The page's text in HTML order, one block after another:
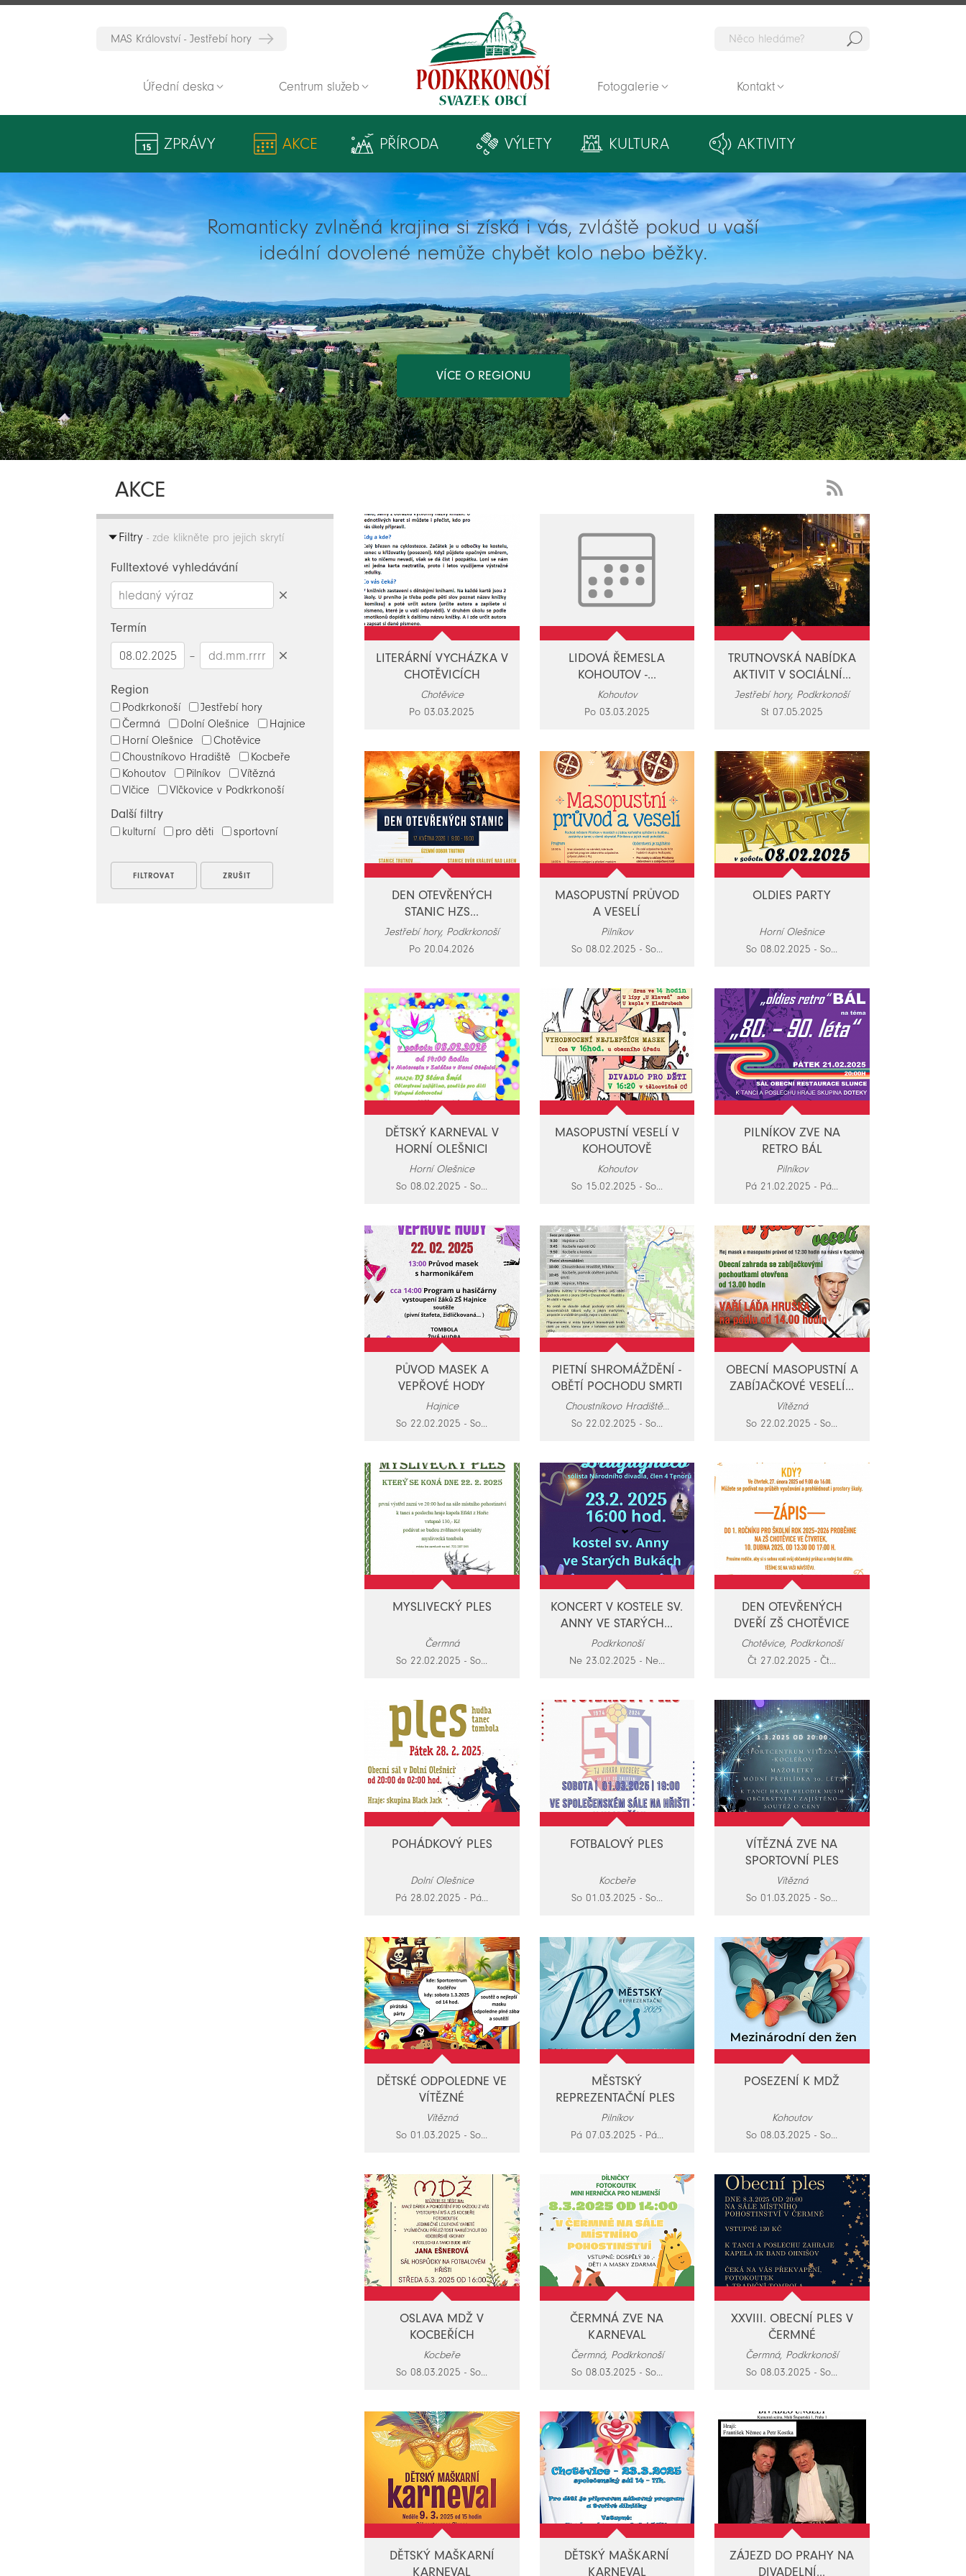
Zpět na titulní stranu
MAS Království - Jestřebí hory
Úřední deska Centrum služeb Fotogalerie Kontakt
ZPRÁVY AKCE PŘÍRODA VÝLETY KULTURA AKTIVITY
Romanticky zvlněná krajina si získá i vás, zvláště pokud u vaší
ideální dovolené nemůže chybět kolo nebo běžky.
VÍCE O REGIONU
AKCE
Feed
-
novinky
Filtry - zde klikněte pro jejich skrytí
Fulltextové vyhledávání
Termín
–
Region
Podkrkonoší
Jestřebí hory
Čermná
Dolní Olešnice
Hajnice
Horní Olešnice
Chotěvice
Choustníkovo Hradiště
Kocbeře
Kohoutov
Pilníkov
Vítězná
Vlčice
Vlčkovice v Podkrkonoší
Další filtry
kulturní pro děti sportovní
LITERÁRNÍ VYCHÁZKA V
CHOTĚVICÍCH
Chotěvice
Po 03.03.2025
LIDOVÁ ŘEMESLA
KOHOUTOV -...
Kohoutov
Po 03.03.2025
TRUTNOVSKÁ NABÍDKA
AKTIVIT V SOCIÁLNÍ...
Jestřebí hory, Podkrkonoší
St 07.05.2025
DEN OTEVŘENÝCH
STANIC HZS...
Jestřebí hory, Podkrkonoší
Po 20.04.2026
MASOPUSTNÍ PRŮVOD
A VESELÍ
Pilníkov
So 08.02.2025 - So...
OLDIES PARTY
Horní Olešnice
So 08.02.2025 - So...
DĚTSKÝ KARNEVAL V
HORNÍ OLEŠNICI
Horní Olešnice
So 08.02.2025 - So...
MASOPUSTNÍ VESELÍ V
KOHOUTOVĚ
Kohoutov
So 15.02.2025 - So...
PILNÍKOV ZVE NA
RETRO BÁL
Pilníkov
Pá 21.02.2025 - Pá...
PŮVOD MASEK A
VEPŘOVÉ HODY
Hajnice
So 22.02.2025 - So...
PIETNÍ SHROMÁŽDĚNÍ -
OBĚTÍ POCHODU SMRTI
Choustníkovo Hradiště...
So 22.02.2025 - So...
OBECNÍ MASOPUSTNÍ A
ZABÍJAČKOVÉ VESELÍ...
Vítězná
So 22.02.2025 - So...
MYSLIVECKÝ PLES
Čermná
So 22.02.2025 - So...
KONCERT V KOSTELE SV.
ANNY VE STARÝCH...
Podkrkonoší
Ne 23.02.2025 - Ne...
DEN OTEVŘENÝCH
DVEŘÍ ZŠ CHOTĚVICE
Chotěvice, Podkrkonoší
Čt 27.02.2025 - Čt...
POHÁDKOVÝ PLES
Dolní Olešnice
Pá 28.02.2025 - Pá...
FOTBALOVÝ PLES
Kocbeře
So 01.03.2025 - So...
VÍTĚZNÁ ZVE NA
SPORTOVNÍ PLES
Vítězná
So 01.03.2025 - So...
DĚTSKÉ ODPOLEDNE VE
VÍTĚZNÉ
Vítězná
So 01.03.2025 - So...
MĚSTSKÝ
REPREZENTAČNÍ PLES
Pilníkov
Pá 07.03.2025 - Pá...
POSEZENÍ K MDŽ
Kohoutov
So 08.03.2025 - So...
OSLAVA MDŽ V
KOCBEŘÍCH
Kocbeře
So 08.03.2025 - So...
ČERMNÁ ZVE NA
KARNEVAL
Čermná, Podkrkonoší
So 08.03.2025 - So...
XXVIII. OBECNÍ PLES V
ČERMNÉ
Čermná, Podkrkonoší
So 08.03.2025 - So...
DĚTSKÝ MAŠKARNÍ
KARNEVAL
DĚTSKÝ MAŠKARNÍ
KARNEVAL
ZÁJEZD DO PRAHY NA
DIVADELNÍ...